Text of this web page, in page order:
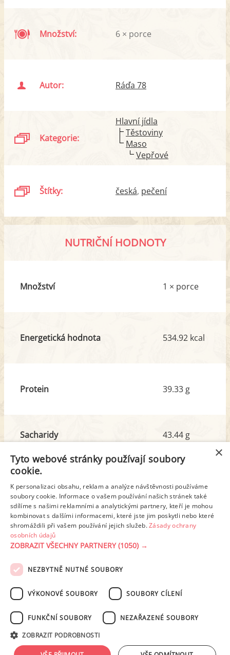
Množství: 6 × porce
Autor: Ráďa 78
Kategorie:
Hlavní jídla
Těstoviny
Maso
Vepřové
Štítky: česká pečení
NUTRIČNÍ HODNOTY
Množství 1 × porce
Energetická hodnota 534.92 kcal
Protein 39.33 g
Sacharidy
z toho cukr
43.44 g
1.17 g
Tuk
z toho nas. mastné kyseliny
21.98 g
8.75 g
Detailní rozpis
PODMÍNKY UŽITÍ ZÁSADY OCHRANY OSOBNÍCH ÚDAJŮ
NASTAVENÍ COOKIES
tohoto serveru je bez písemného souhlasu provozovatele zakázáno.
Design: Eva Roverová
×
Tyto webové stránky používají soubory
cookie.
K personalizaci obsahu, reklam a analýze návštěvnosti používáme
soubory cookie. Informace o vašem používání našich stránek také
sdílíme s našimi reklamními a analytickými partnery, kteří je mohou
kombinovat s dalšími informacemi, které jste jim poskytli nebo které
shromáždili při vašem používání jejich služeb.Zásady ochrany
osobních údajů
ZOBRAZIT VŠECHNY PARTNERY(1050) →
NEZBYTNĚ NUTNÉ SOUBORY
VÝKONOVÉ SOUBORY SOUBORY CÍLENÍ
FUNKČNÍ SOUBORY NEZAŘAZENÉ SOUBORY
ZOBRAZIT PODROBNOSTI